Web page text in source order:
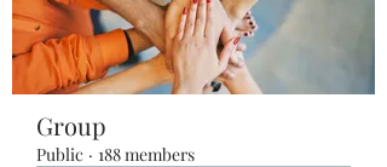
Group
Public · 188 members